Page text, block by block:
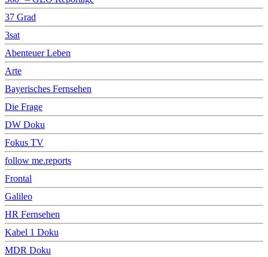
37 Grad
3sat
Abenteuer Leben
Arte
Bayerisches Fernsehen
Die Frage
DW Doku
Fokus TV
follow me.reports
Frontal
Galileo
HR Fernsehen
Kabel 1 Doku
MDR Doku